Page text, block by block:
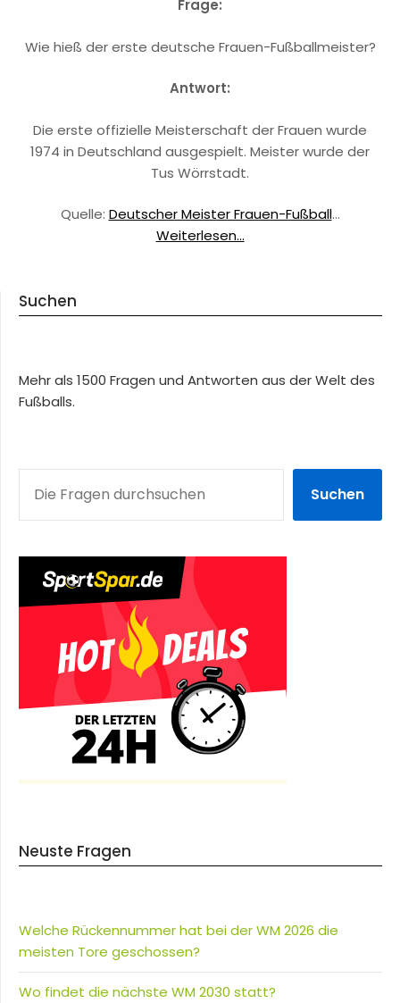
Frage:
Wie hieß der erste deutsche Frauen-Fußballmeister?
Antwort:
Die erste offizielle Meisterschaft der Frauen wurde
1974 in Deutschland ausgespielt. Meister wurde der
Tus Wörrstadt.
Quelle: Deutscher Meister Frauen-Fußball…
Weiterlesen...
Suchen
Mehr als 1500 Fragen und Antworten aus der Welt des
Fußballs.
Suchen
Neuste Fragen
Welche Rückennummer hat bei der WM 2026 die
meisten Tore geschossen?
Wo findet die nächste WM 2030 statt?